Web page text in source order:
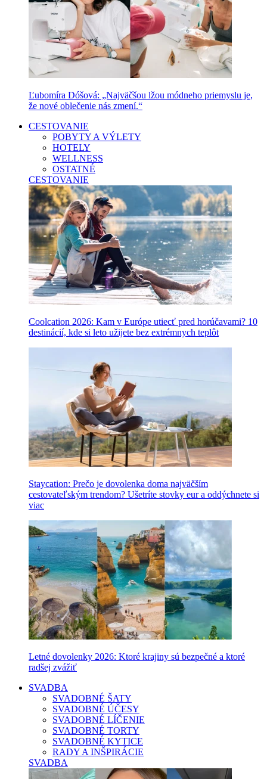
Ľubomíra Dóšová: „Najväčšou lžou módneho priemyslu je,
že nové oblečenie nás zmení.“
CESTOVANIE
POBYTY A VÝLETY
HOTELY
WELLNESS
OSTATNÉ
CESTOVANIE
Coolcation 2026: Kam v Európe utiecť pred horúčavami? 10
destinácií, kde si leto užijete bez extrémnych teplôt
Staycation: Prečo je dovolenka doma najväčším
cestovateľským trendom? Ušetríte stovky eur a oddýchnete si
viac
Letné dovolenky 2026: Ktoré krajiny sú bezpečné a ktoré
radšej zvážiť
SVADBA
SVADOBNÉ ŠATY
SVADOBNÉ ÚČESY
SVADOBNÉ LÍČENIE
SVADOBNÉ TORTY
SVADOBNÉ KYTICE
RADY A INŠPIRÁCIE
SVADBA